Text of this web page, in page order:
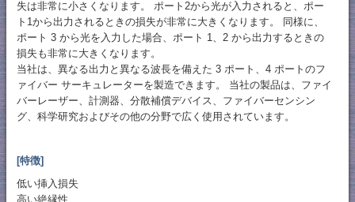
失は非常に小さくなります。 ポート2から光が入力されると、ポー
ト1から出力されるときの損失が非常に大きくなります。 同様に、
ポート 3 から光を入力した場合、ポート 1、2 から出力するときの
損失も非常に大きくなります。
当社は、異なる出力と異なる波長を備えた 3 ポート、4 ポートのフ
ァイバー サーキュレーターを製造できます。 当社の製品は、ファイ
バーレーザー、計測器、分散補償デバイス、ファイバーセンシン
グ、科学研究およびその他の分野で広く使用されています。
[特徴]
低い挿入損失
高い絶縁性